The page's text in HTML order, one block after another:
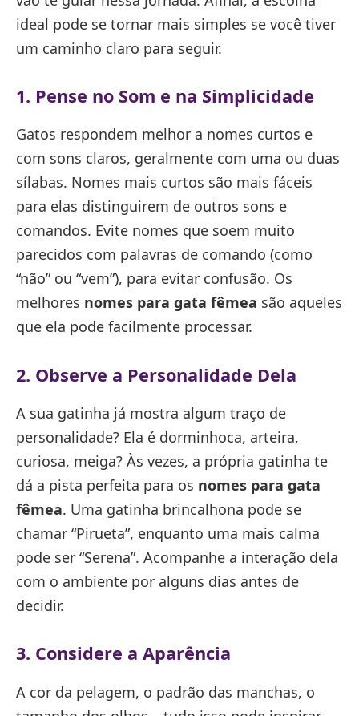
ideal pode se tornar mais simples se você tiver
um caminho claro para seguir.
1. Pense no Som e na Simplicidade
Gatos respondem melhor a nomes curtos e
com sons claros, geralmente com uma ou duas
sílabas. Nomes mais curtos são mais fáceis
para elas distinguirem de outros sons e
comandos. Evite nomes que soem muito
parecidos com palavras de comando (como
“não” ou “vem”), para evitar confusão. Os
melhores nomes para gata fêmea são aqueles
que ela pode facilmente processar.
2. Observe a Personalidade Dela
A sua gatinha já mostra algum traço de
personalidade? Ela é dorminhoca, arteira,
curiosa, meiga? Às vezes, a própria gatinha te
dá a pista perfeita para os nomes para gata
fêmea. Uma gatinha brincalhona pode se
chamar “Pirueta”, enquanto uma mais calma
pode ser “Serena”. Acompanhe a interação dela
com o ambiente por alguns dias antes de
decidir.
3. Considere a Aparência
A cor da pelagem, o padrão das manchas, o